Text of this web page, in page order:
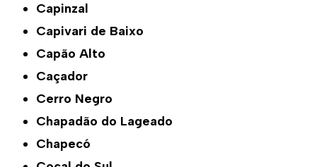
Capinzal
Capivari de Baixo
Capão Alto
Caçador
Cerro Negro
Chapadão do Lageado
Chapecó